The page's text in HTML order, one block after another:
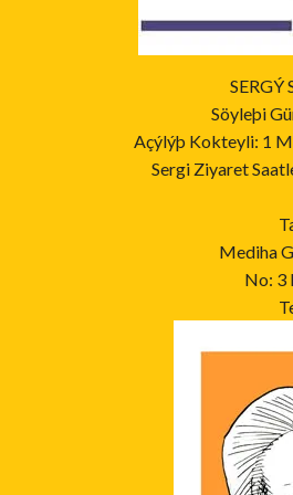
SERGÝ
Söyleþi
Açýlýþ Kokteyli: 1
Sergi Ziyaret
Mediha
No: 3